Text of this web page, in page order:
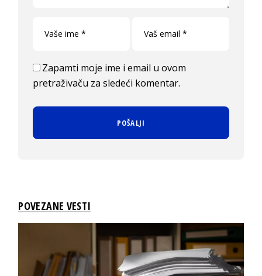
Zapamti moje ime i email u ovom
pretraživaču za sledeći komentar.
POVEZANE VESTI